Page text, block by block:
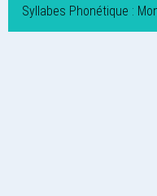
Syllabes Phonétique :